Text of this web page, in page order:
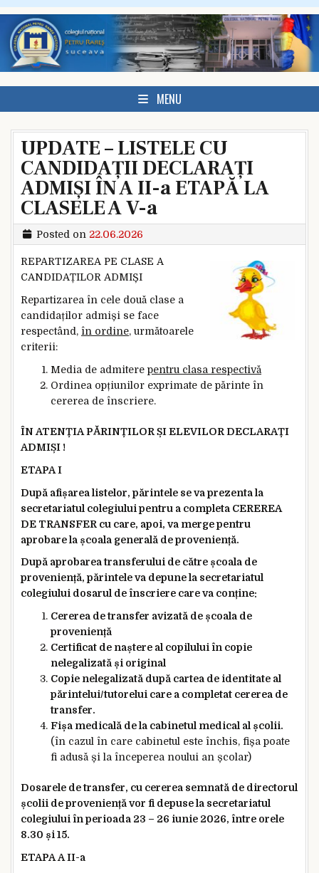
Skip to content
MENU
UPDATE – LISTELE CU
CANDIDAȚII DECLARAȚI
ADMIȘI ÎN A II-a ETAPĂ LA
CLASELE A V-a
Posted on 22.06.2026
REPARTIZAREA PE CLASE A
CANDIDAȚILOR ADMIȘI
Repartizarea în cele două clase a
candidaților admiși se face
respectând, în ordine, următoarele
criterii:
Media de admitere pentru clasa respectivă
Ordinea opțiunilor exprimate de părinte în
cererea de înscriere.
ÎN ATENȚIA PĂRINȚILOR ȘI ELEVILOR DECLARAȚI
ADMIȘI !
ETAPA I
După afișarea listelor, părintele se va prezenta la
secretariatul colegiului pentru a completa CEREREA
DE TRANSFER cu care, apoi, va merge pentru
aprobare la școala generală de proveniență.
După aprobarea transferului de către școala de
proveniență, părintele va depune la secretariatul
colegiului dosarul de înscriere care va conține:
Cererea de transfer avizată de școala de
proveniență
Certificat de naștere al copilului în copie
nelegalizată și original
Copie nelegalizată după cartea de identitate al
părintelui/tutorelui care a completat cererea de
transfer.
Fișa medicală de la cabinetul medical al școlii.
(în cazul în care cabinetul este închis, fișa poate
fi adusă și la începerea noului an școlar)
Dosarele de transfer, cu cererea semnată de directorul
școlii de proveniență vor fi depuse la secretariatul
colegiului în perioada 23 – 26 iunie 2026, între orele
8.30 și 15.
ETAPA A II-a